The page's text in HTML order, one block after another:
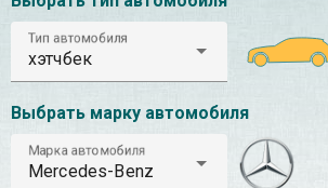
Тип автомобиля
хэтчбек
Выбрать марку автомобиля
Марка автомобиля
Mercedes-Benz